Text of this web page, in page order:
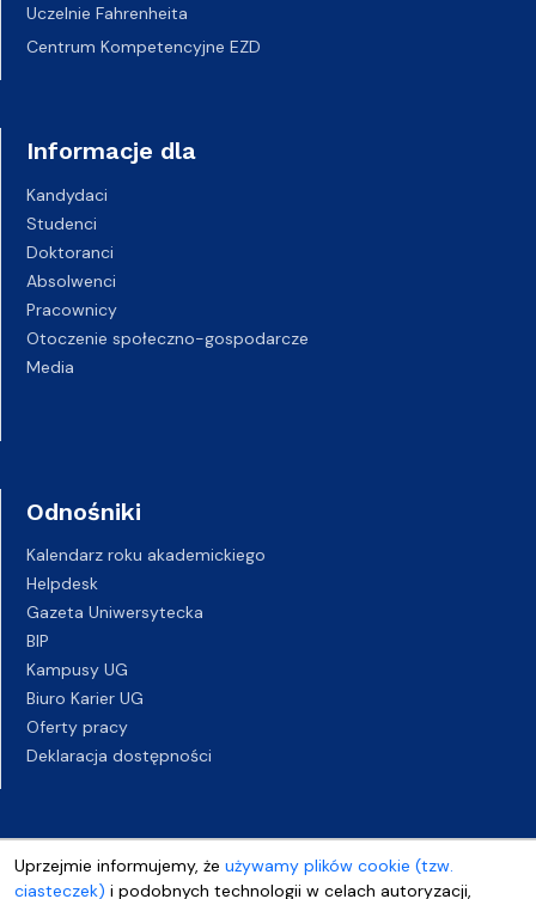
Uprzejmie informujemy, że używamy plików cookie (tzw.
ciasteczek) i podobnych technologii w celach autoryzacji,
Uczelnie Fahrenheita
Centrum Kompetencyjne EZD
Informacje dla
Kandydaci
Studenci
Doktoranci
Absolwenci
Pracownicy
Otoczenie społeczno-gospodarcze
Media
Odnośniki
Kalendarz roku akademickiego
Helpdesk
Gazeta Uniwersytecka
BIP
Kampusy UG
Biuro Karier UG
Oferty pracy
Deklaracja dostępności